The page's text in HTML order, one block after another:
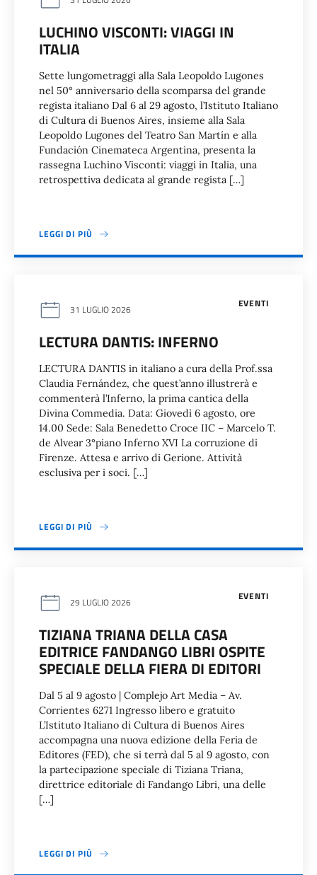
LUCHINO VISCONTI: VIAGGI IN
ITALIA
Sette lungometraggi alla Sala Leopoldo Lugones
nel 50° anniversario della scomparsa del grande
regista italiano Dal 6 al 29 agosto, l’Istituto Italiano
di Cultura di Buenos Aires, insieme alla Sala
Leopoldo Lugones del Teatro San Martín e alla
Fundación Cinemateca Argentina, presenta la
rassegna Luchino Visconti: viaggi in Italia, una
retrospettiva dedicata al grande regista […]
LEGGI DI PIÙ
EVENTI
31 LUGLIO 2026
LECTURA DANTIS: INFERNO
LECTURA DANTIS in italiano a cura della Prof.ssa
Claudia Fernández, che quest’anno illustrerà e
commenterà l’Inferno, la prima cantica della
Divina Commedia. Data: Giovedì 6 agosto, ore
14.00 Sede: Sala Benedetto Croce IIC – Marcelo T.
de Alvear 3°piano Inferno XVI La corruzione di
Firenze. Attesa e arrivo di Gerione. Attività
esclusiva per i soci. […]
LEGGI DI PIÙ
EVENTI
29 LUGLIO 2026
TIZIANA TRIANA DELLA CASA
EDITRICE FANDANGO LIBRI OSPITE
SPECIALE DELLA FIERA DI EDITORI
Dal 5 al 9 agosto | Complejo Art Media – Av.
Corrientes 6271 Ingresso libero e gratuito
L’Istituto Italiano di Cultura di Buenos Aires
accompagna una nuova edizione della Feria de
Editores (FED), che si terrà dal 5 al 9 agosto, con
la partecipazione speciale di Tiziana Triana,
direttrice editoriale di Fandango Libri, una delle
[…]
LEGGI DI PIÙ